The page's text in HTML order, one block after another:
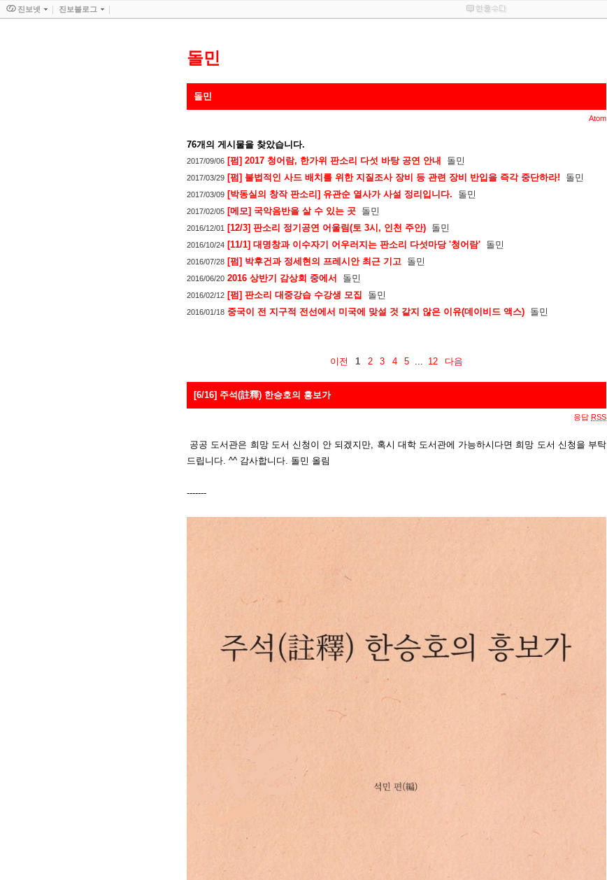
돌민
돌민
Atom
76개의 게시물을 찾았습니다.
2017/09/06 [펌] 2017 청어람, 한가위 판소리 다섯 바탕 공연 안내 돌민
2017/03/29 [펌] 불법적인 사드 배치를 위한 지질조사 장비 등 관련 장비 반입을 즉각 중단하라! 돌민
2017/03/09 [박동실의 창작 판소리] 유관순 열사가 사설 정리입니다. 돌민
2017/02/05 [메모] 국악음반을 살 수 있는 곳 돌민
2016/12/01 [12/3] 판소리 정기공연 어울림(토 3시, 인천 주안) 돌민
2016/10/24 [11/1] 대명창과 이수자기 어우러지는 판소리 다섯마당 '청어람' 돌민
2016/07/28 [펌] 박후건과 정세현의 프레시안 최근 기고 돌민
2016/06/20 2016 상반기 감상회 중에서 돌민
2016/02/12 [펌] 판소리 대중강습 수강생 모집 돌민
2016/01/18 중국이 전 지구적 전선에서 미국에 맞설 것 같지 않은 이유(데이비드 액스) 돌민
이전 1 2 3 4 5 12 다음
[6/16] 주석(註釋) 한승호의 흥보가
응답 RSS
공공 도서관은 희망 도서 신청이 안 되겠지만, 혹시 대학 도서관에 가능하시다면 희망 도서 신청을 부탁
드립니다. ^^ 감사합니다. 돌민 올림
-------
진보넷 진보블로그